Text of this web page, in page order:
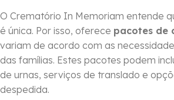
O Crematório In Memoriam entende
é única. Por isso, oferece pacotes de
variam de acordo com as
das famílias. Estes pacotes podem
de urnas, serviços de translado e
despedida.